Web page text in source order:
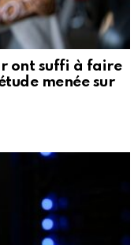
ont suffi à faire
menée sur